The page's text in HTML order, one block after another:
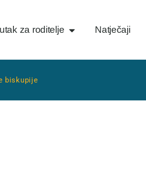
za roditelje Natječaji
biskupije